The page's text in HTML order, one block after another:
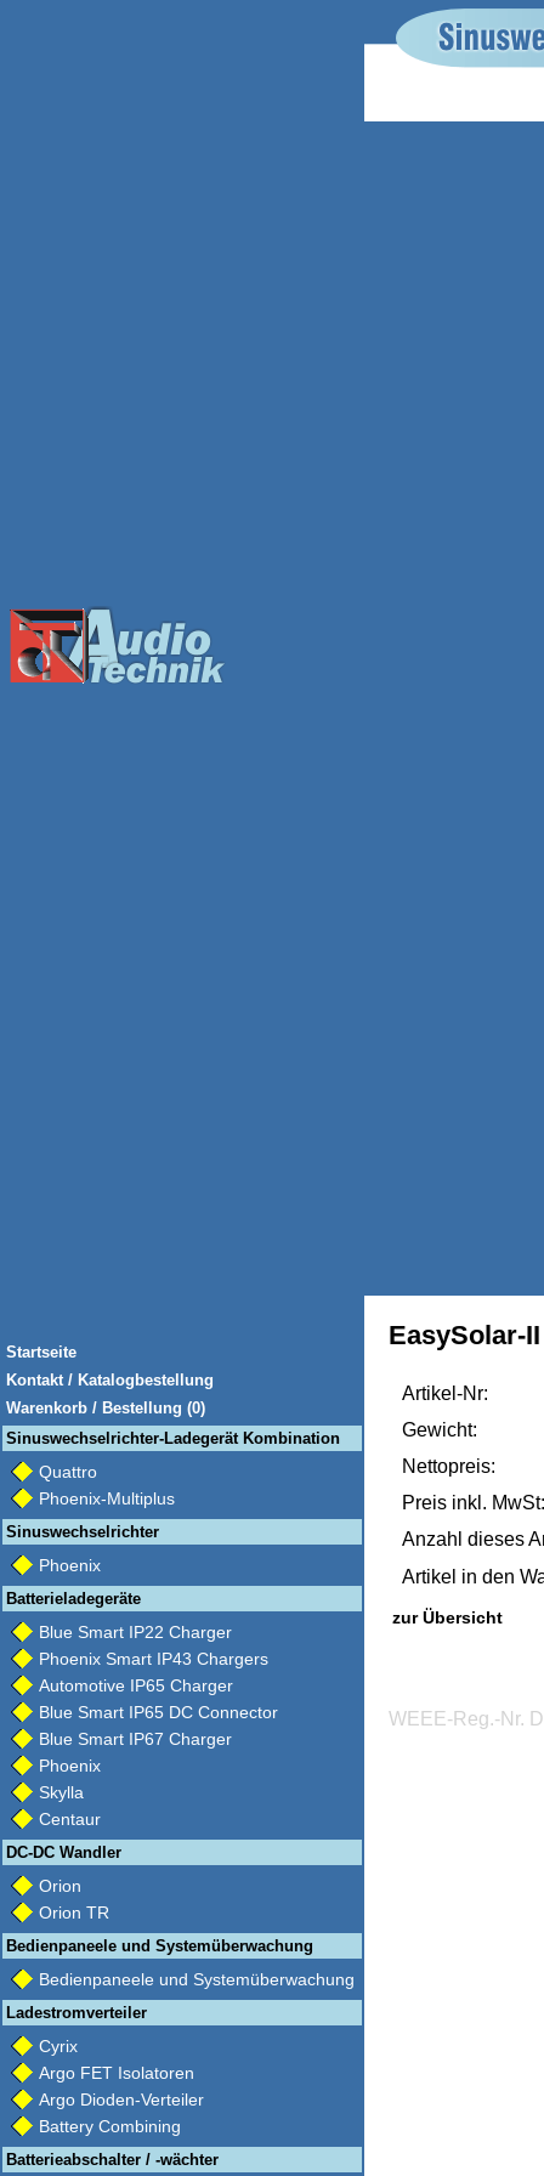
Startseite
Kontakt / Katalogbestellung
Warenkorb / Bestellung (0)
Sinuswechselrichter-Ladegerät Kombination
Quattro
Phoenix-Multiplus
Sinuswechselrichter
Phoenix
Batterieladegeräte
Blue Smart IP22 Charger
Phoenix Smart IP43 Chargers
Automotive IP65 Charger
Blue Smart IP65 DC Connector
Blue Smart IP67 Charger
Phoenix
Skylla
Centaur
DC-DC Wandler
Orion
Orion TR
Bedienpaneele und Systemüberwachung
Bedienpaneele und Systemüberwachung
Ladestromverteiler
Cyrix
Argo FET Isolatoren
Argo Dioden-Verteiler
Battery Combining
Batterieabschalter / -wächter
EasySolar-II
Artikel-Nr:
Gewicht:
Nettopreis:
Preis inkl. MwSt:
Anzahl dieses
Artikel in den
zur Übersicht
WEEE-Reg.-Nr.